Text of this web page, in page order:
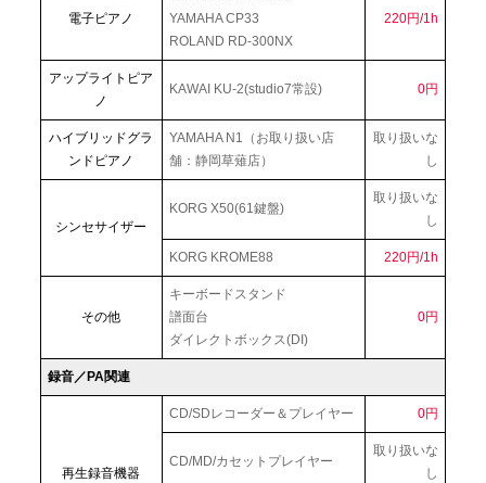
電子ピアノ
YAMAHA CP33
ROLAND RD-300NX
220円/1h
アップライトピア
ノ
KAWAI KU-2(studio7常設) 0円
ハイブリッドグラ
ンドピアノ
YAMAHA N1（お取り扱い店
舗：静岡草薙店）
取り扱いな
し
シンセサイザー
KORG X50(61鍵盤)
取り扱いな
し
KORG KROME88 220円/1h
その他
キーボードスタンド
譜面台
ダイレクトボックス(DI)
0円
録音／PA関連
再生録音機器
CD/SDレコーダー＆プレイヤー 0円
CD/MD/カセットプレイヤー
取り扱いな
し